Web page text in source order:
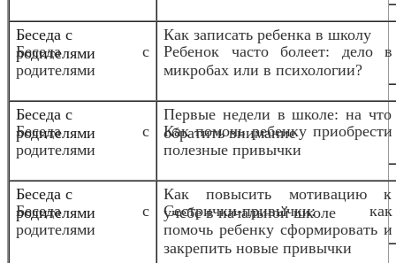
Беседа с
родителями
Как записать ребенка в школу
Беседа с
родителями
Первые недели в школе: на что
обратить внимание
Беседа с
родителями
Как повысить мотивацию к
учебе в начальной школе
Беседа с
родителями
Ребенок часто болеет: дело в
микробах или в психологии?
Беседа с
родителями
Как помочь ребенку приобрести
полезные привычки
Беседа с
родителями
Сестрички-привычки: как
помочь ребенку сформировать и
закрепить новые привычки